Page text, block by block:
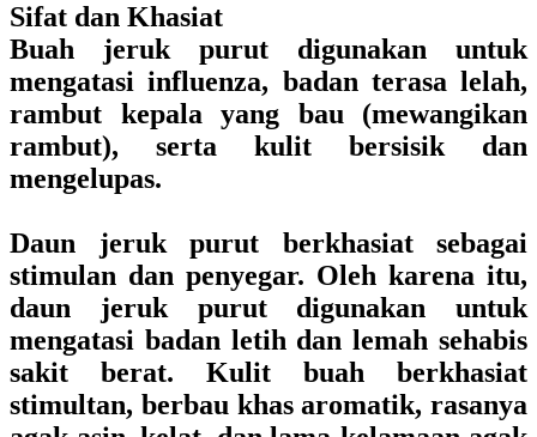
Sifat dan Khasiat
Buah jeruk purut digunakan untuk
mengatasi influenza, badan terasa lelah,
rambut kepala yang bau (mewangikan
rambut), serta kulit bersisik dan
mengelupas.
Daun jeruk purut berkhasiat sebagai
stimulan dan penyegar. Oleh karena itu,
daun jeruk purut digunakan untuk
mengatasi badan letih dan lemah sehabis
sakit berat. Kulit buah berkhasiat
stimultan, berbau khas aromatik, rasanya